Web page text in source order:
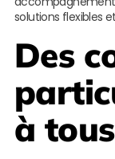
solutions flexibles
Des
à